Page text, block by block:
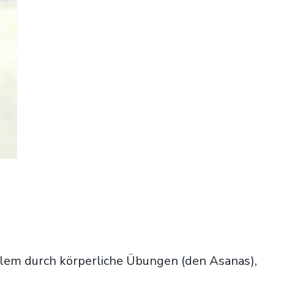
durch körperliche Übungen (den Asanas),